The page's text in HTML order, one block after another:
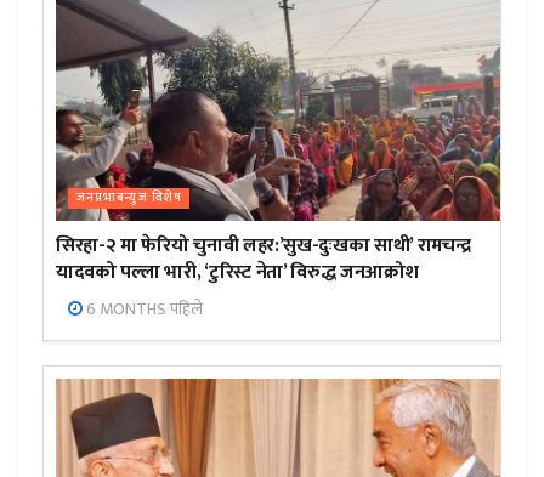
जनप्रभाबन्युज विशेष
सिरहा-२ मा फेरियो चुनावी लहर:’सुख-दुःखका साथी’ रामचन्द्र
यादवको पल्ला भारी, ‘टुरिस्ट नेता’ विरुद्ध जनआक्रोश
6 MONTHS पहिले